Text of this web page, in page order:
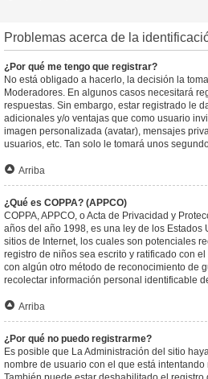
Problemas acerca de la
¿Por qué me tengo que registrar?
No está obligado a hacerlo, la decisión la
Moderadores. En algunos casos necesitará
respuestas. Sin embargo, estar registrado le
adicionales y/o ventajas que como usuario
imagen personalizada (avatar), mensajes
usuarios, etc. Tan solo le tomará unos
Arriba
¿Qué es COPPA? (APPCO)
COPPA, APPCO, o Acta de Privacidad y
años del año 1998, es una ley de los Estados
sitios de Internet, los cuales son potenciales
registro de niños sea escrito y ratificado con
con algún otro método de reconocimiento de
recolectar información personal identificable
Arriba
¿Por qué no puedo registrarme?
Es posible que La Administración del sitio
nombre de usuario con el que está